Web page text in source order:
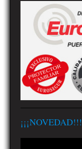
¡¡¡NOVEDAD!!!